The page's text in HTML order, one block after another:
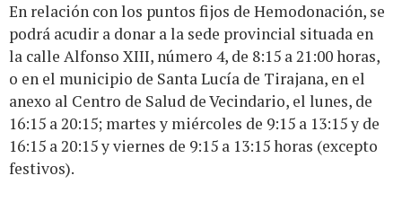
En relación con los puntos fijos de Hemodonación, se
podrá acudir a donar a la sede provincial situada en
la calle Alfonso XIII, número 4, de 8:15 a 21:00 horas,
o en el municipio de Santa Lucía de Tirajana, en el
anexo al Centro de Salud de Vecindario, el lunes, de
16:15 a 20:15; martes y miércoles de 9:15 a 13:15 y de
16:15 a 20:15 y viernes de 9:15 a 13:15 horas (excepto
festivos).